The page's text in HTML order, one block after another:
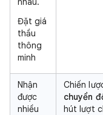
Đặt giá
thầu
thông
minh
Nhận
được
nhiều
Chiến
chuyển
hút lượt